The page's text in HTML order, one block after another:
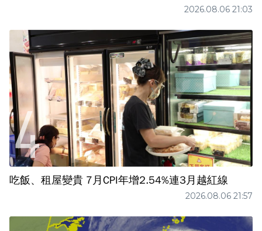
2026.08.06 21:03
吃飯、租屋變貴 7月CPI年增2.54%連3月越紅線
2026.08.06 21:57